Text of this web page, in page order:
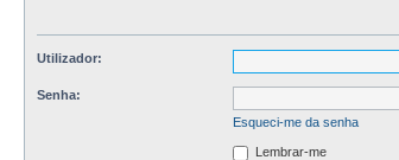
Utilizador:
Senha:
Esqueci-me da senha
Lembrar-me